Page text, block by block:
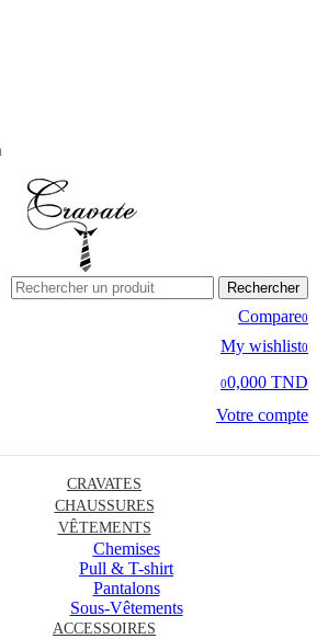
Rechercher
Compare0
My wishlist0
00,000 TND
Votre compte
CRAVATES
CHAUSSURES
VÊTEMENTS
Chemises
Pull & T-shirt
Pantalons
Sous-Vêtements
ACCESSOIRES